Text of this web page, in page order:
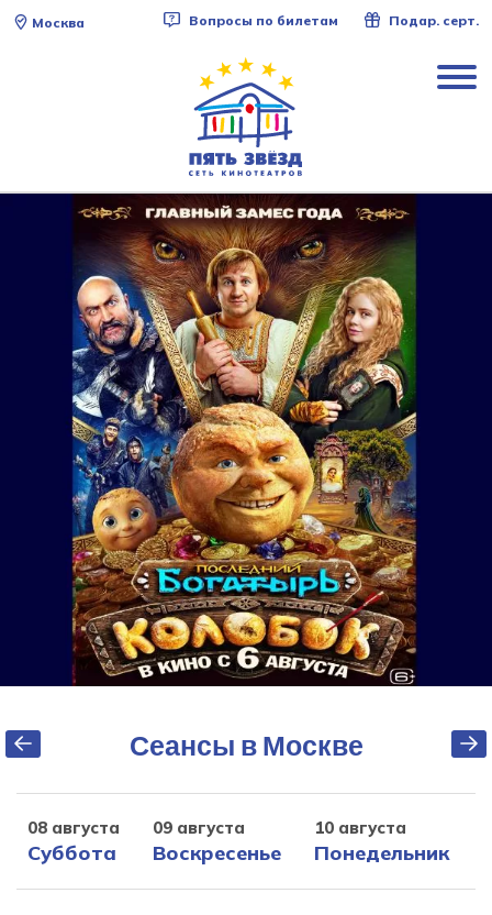
Москва Вопросы по билетам Подар. серт.
Сеансы в Москве
08 августа
Суббота
09 августа
Воскресенье
10 августа
Понедельник